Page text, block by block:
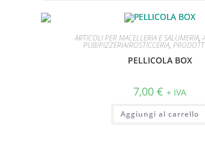
ARTICOLI PER MACELLERIA E SALUMERIA,
PUB/PIZZERIA/ROSTICCERIA,
PELLICOLA BOX
7,00€ + IVA
Aggiungi al carrello